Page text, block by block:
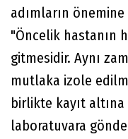
adımların
"Öncelik hastanın
gitmesidir. Aynı
mutlaka izole
birlikte kayıt altına
laboratuvara